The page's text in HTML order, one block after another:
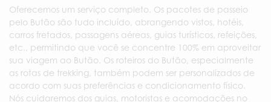
Oferecemos um serviço completo. Os pacotes de passeio
pelo Butão são tudo incluído, abrangendo vistos, hotéis,
carros fretados, passagens aéreas, guias turísticos, refeições,
etc., permitindo que você se concentre 100% em aproveitar
sua viagem ao Butão. Os roteiros do Butão, especialmente
as rotas de trekking, também podem ser personalizados de
acordo com suas preferências e condicionamento físico.
Nós cuidaremos dos guias, motoristas e acomodações no